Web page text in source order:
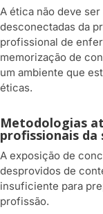
A ética não deve
desconectadas da
profissional de
memorização de
um ambiente que
éticas.
Metodologias
profissionais da
A exposição de
desprovidos de
insuficiente para
profissão.